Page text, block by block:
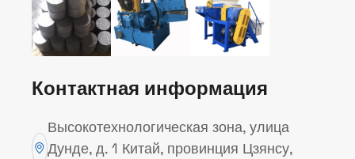
Контактная информация
Высокотехнологическая зона, улица
Дунде, д. 1 Китай, провинция Цзянсу,